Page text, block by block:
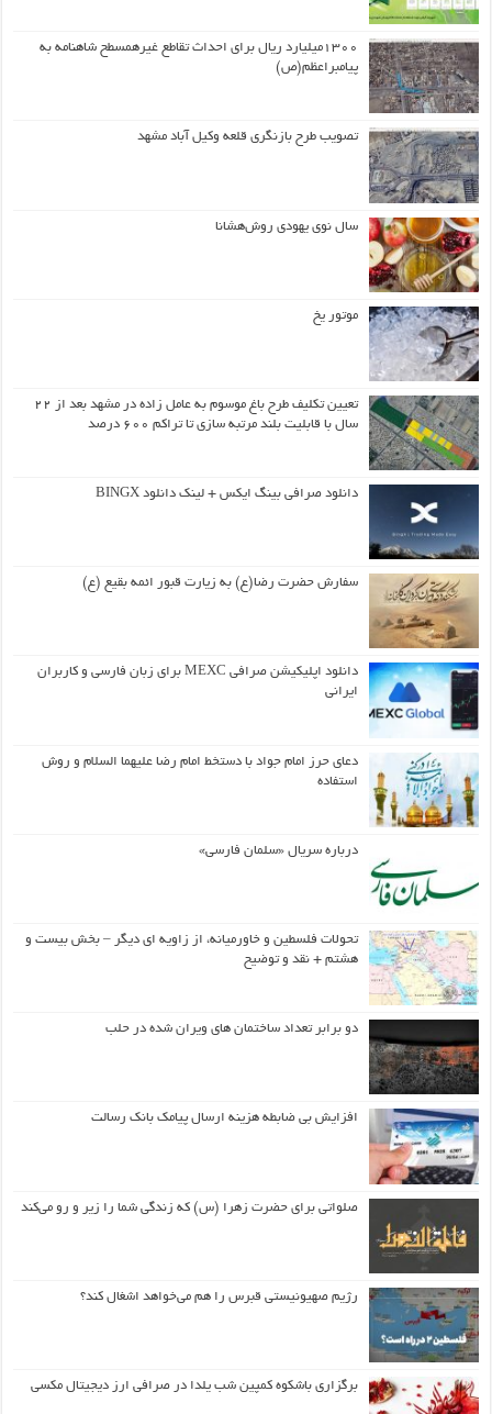
۱۳۰۰میلیارد ریال برای احداث تقاطع غیرهمسطح شاهنامه به
پیامبراعظم(ص)
تصویب طرح بازنگری قلعه وکیل آباد مشهد
سال نوی یهودی روش‌هشانا
موتور یخ
تعیین تکلیف طرح باغ موسوم به عامل زاده در مشهد بعد از ۲۲
سال با قابلیت بلند مرتبه سازی تا تراکم ۶۰۰ درصد
دانلود صرافی بینگ ایکس + لینک دانلود BINGX
سفارش حضرت رضا(ع) به زیارت قبور ائمه بقیع (ع)
دانلود اپلیکیشن صرافی MEXC برای زبان فارسی و کاربران
ایرانی
دعای حرز امام جواد با دستخط امام رضا علیهما السلام و روش
استفاده
درباره سریال «سلمان فارسی»
تحولات فلسطین و خاورمیانه، از زاویه ای دیگر – بخش بیست و
هشتم + نقد و توضیح
دو برابر تعداد ساختمان های ویران شده در حلب
افزایش بی ضابطه هزینه ارسال پیامک بانک رسالت
صلواتی برای حضرت زهرا (س) که زندگی شما را زیر و رو می‌کند
رژیم صهیونیستی قبرس را هم می‌خواهد اشغال کند؟
برگزاری باشکوه کمپین شب یلدا در صرافی ارز دیجیتال مکسی